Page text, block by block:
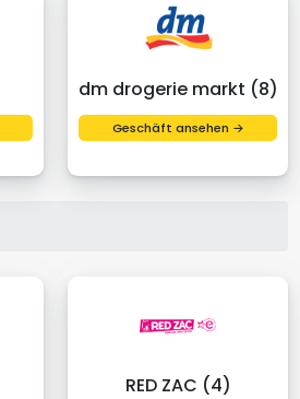
dm drogerie markt (8)
Geschäft ansehen →
RED ZAC (4)